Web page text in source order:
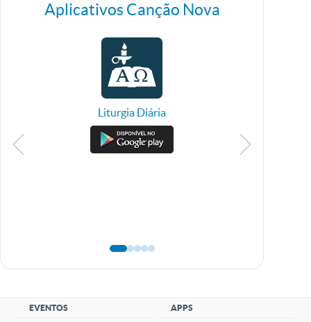
Aplicativos Canção Nova
Liturgia Diária
EVENTOS APPS